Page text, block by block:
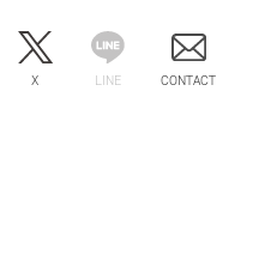
X LINE CONTACT